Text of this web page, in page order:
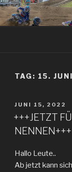
Zum
Inhalt
springen
TAG: 15.
AM
JUNI 15, 2022
+++JETZT
NENNEN+++
Hallo Leute..
Ab jetzt kann